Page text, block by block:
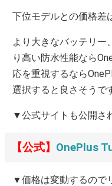
下位モデルとの価格差
より大きなバッテリー
り高い防水性能なら
応を重視するなら
選択すると良さそうで
▼公式サイトも公開さ
【公式】 OnePlus
▼価格は変動するので